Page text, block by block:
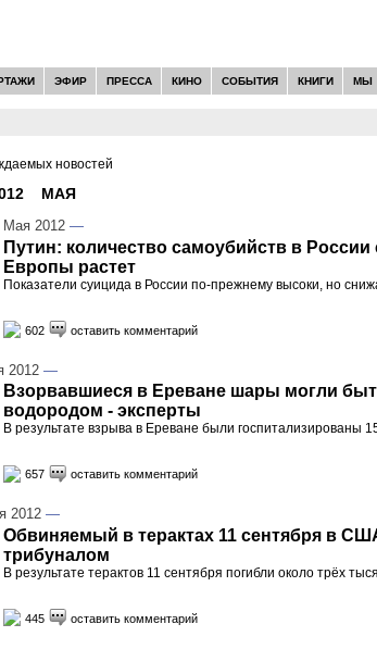
ЭФИР ПРЕССА КИНО СОБЫТИЯ КНИГИ МЫ
новостей
МАЯ
2012 —
Путин: количество самоубийств в России
Европы растет
Показатели суицида в России по-прежнему высоки, но
602 оставить комментарий
2012 —
Взорвавшиеся в Ереване шары могли
водородом - эксперты
В результате взрыва в Ереване были госпитализированы
657 оставить комментарий
2012 —
Обвиняемый в терактах 11 сентября в
трибуналом
В результате терактов 11 сентября погибли около трёх
445 оставить комментарий